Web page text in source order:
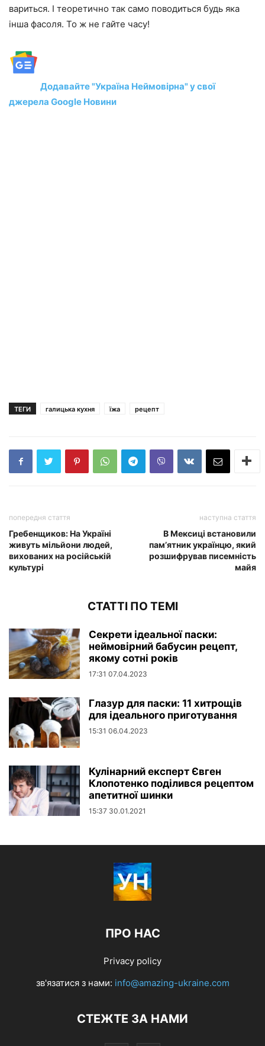
вариться. І теоретично так само поводиться будь яка
інша фасоля. То ж не гайте часу!
Додавайте "Україна Неймовірна" у свої
джерела Google Новини
ТЕГИ галицька кухня їжа рецепт
попередня стаття
Гребенщиков: На Україні
живуть мільйони людей,
вихованих на російській
культурі
наступна стаття
В Мексиці встановили
пам’ятник українцю, який
розшифрував писемність
майя
СТАТТІ ПО ТЕМІ
Секрети ідеальної паски:
неймовірний бабусин рецепт,
якому сотні років
17:31 07.04.2023
Глазур для паски: 11 хитрощів
для ідеального приготування
15:31 06.04.2023
Кулінарний експерт Євген
Клопотенко поділився рецептом
апетитної шинки
15:37 30.01.2021
ПРО НАС
Privacy policy
зв'язатися з нами: info@amazing-ukraine.com
СТЕЖТЕ ЗА НАМИ